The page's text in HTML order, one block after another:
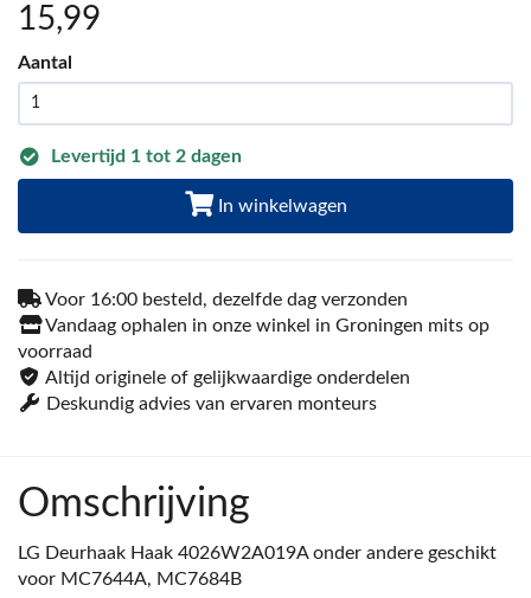
15,99
Aantal
Levertijd 1 tot 2 dagen
In winkelwagen
Voor 16:00 besteld, dezelfde dag verzonden
Vandaag ophalen in onze winkel in Groningen mits op
voorraad
Altijd originele of gelijkwaardige onderdelen
Deskundig advies van ervaren monteurs
Omschrijving
LG Deurhaak Haak 4026W2A019A onder andere geschikt
voor MC7644A, MC7684B